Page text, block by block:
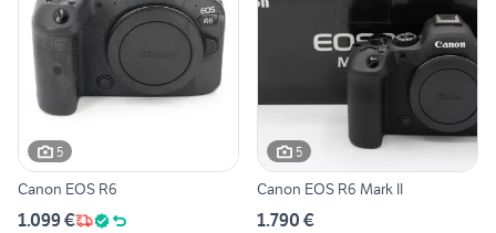
5
Canon EOS R6
1.099 €
5
Canon EOS R6 Mark II
1.790 €